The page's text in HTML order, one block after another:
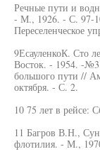
Речные пути и
- М., 1926. - С. 97-
Переселенческое
9ЕсауленкоК. Сто
Восток. - 1954. -
большого пути //
октября. - С. 2.
10 75 лет в рейсе:
11 Багров В.Н.,
флотилия. - М.,